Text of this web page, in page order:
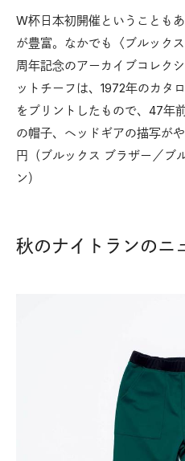
W杯日本初開催ということも
が豊富。なかでも〈ブルック
周年記念のアーカイブコレク
ットチーフは、1972年のカタ
をプリントしたもので、47年
の帽子、ヘッドギアの描写が
円（ブルックス ブラザー／ブ
ン）
秋のナイトランのニ